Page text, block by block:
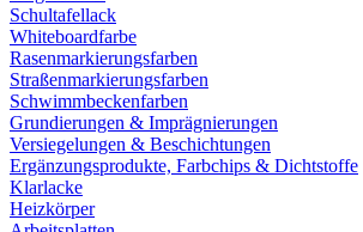
Schultafellack
Whiteboardfarbe
Rasenmarkierungsfarben
Straßenmarkierungsfarben
Schwimmbeckenfarben
Grundierungen & Imprägnierungen
Versiegelungen & Beschichtungen
Ergänzungsprodukte, Farbchips & Dichtstoffe
Klarlacke
Heizkörper